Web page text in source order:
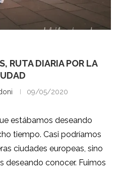
RUTA DIARIA POR LA
09/05/2020
estábamos deseando
tiempo. Casi podríamos
ciudades europeas, sino
deseando conocer. Fuimos